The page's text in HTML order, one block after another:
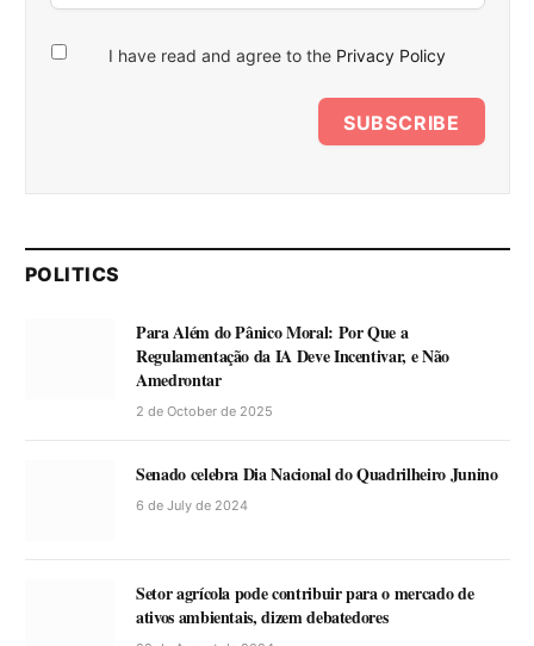
I have read and agree to the Privacy Policy
SUBSCRIBE
POLITICS
Para Além do Pânico Moral: Por Que a
Regulamentação da IA Deve Incentivar, e Não
Amedrontar
2 de October de 2025
Senado celebra Dia Nacional do Quadrilheiro Junino
6 de July de 2024
Setor agrícola pode contribuir para o mercado de
ativos ambientais, dizem debatedores